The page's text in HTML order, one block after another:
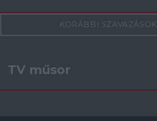
KORÁBBI SZAVAZÁSOK
TV műsor